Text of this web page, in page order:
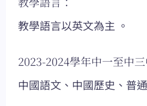
教學語言以英文為主 。
2023-2024學年中一至中
中國語文、中國歷史、普